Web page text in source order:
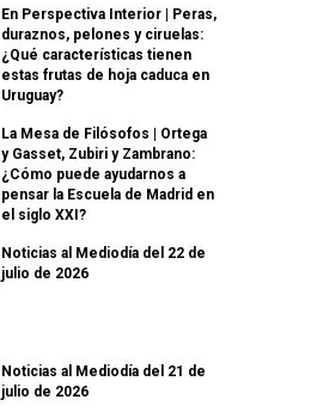
En Perspectiva Interior | Peras,
duraznos, pelones y ciruelas:
¿Qué características tienen
estas frutas de hoja caduca en
Uruguay?
La Mesa de Filósofos | Ortega
y Gasset, Zubiri y Zambrano:
¿Cómo puede ayudarnos a
pensar la Escuela de Madrid en
el siglo XXI?
Noticias al Mediodía del 22 de
julio de 2026
Noticias al Mediodía del 21 de
julio de 2026